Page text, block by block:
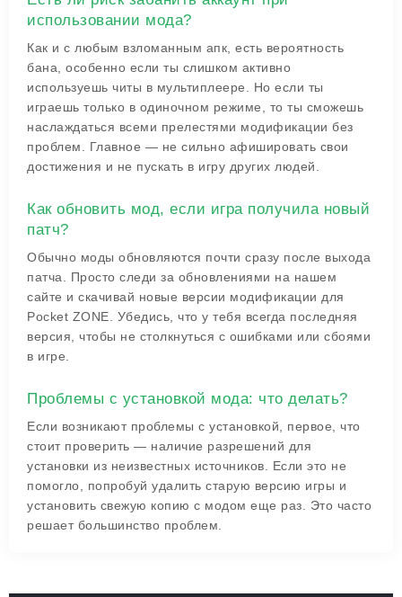
использовании мода?
Как и с любым взломанным апк, есть вероятность
бана, особенно если ты слишком активно
используешь читы в мультиплеере. Но если ты
играешь только в одиночном режиме, то ты сможешь
наслаждаться всеми прелестями модификации без
проблем. Главное — не сильно афишировать свои
достижения и не пускать в игру других людей.
Как обновить мод, если игра получила новый
патч?
Обычно моды обновляются почти сразу после выхода
патча. Просто следи за обновлениями на нашем
сайте и скачивай новые версии модификации для
Pocket ZONE. Убедись, что у тебя всегда последняя
версия, чтобы не столкнуться с ошибками или сбоями
в игре.
Проблемы с установкой мода: что делать?
Если возникают проблемы с установкой, первое, что
стоит проверить — наличие разрешений для
установки из неизвестных источников. Если это не
помогло, попробуй удалить старую версию игры и
установить свежую копию с модом еще раз. Это часто
решает большинство проблем.